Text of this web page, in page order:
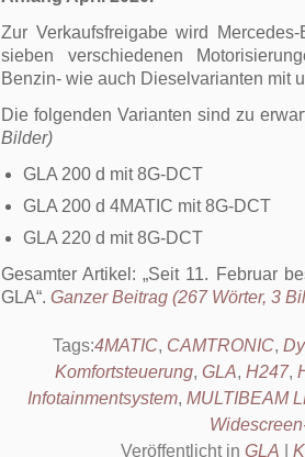
Zur Verkaufsfreigabe wird
sieben verschiedenen
Benzin- wie auch Dieselvarianten mit
Die folgenden Varianten sind zu
Bilder)
GLA 200 d mit 8G-DCT
GLA 200 d 4MATIC mit 8G-DCT
GLA 220 d mit 8G-DCT
Gesamter Artikel: Seit 11. Februar
GLA . Ganzer Beitrag (267 Wörter, 3
Tags:4MATIC, CAMTRONIC,
Komfortsteuerung, GLA, H247,
Infotainmentsystem, MULTIBEAM
Veröffentlicht in GLA